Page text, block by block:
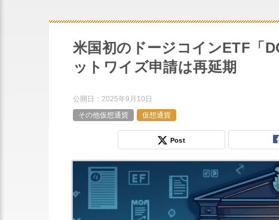
米国初のドージコインETF「
ットワイズ申請は再延期
公開日： 2025年9月10日
その他仮想通貨
仮想通貨
Post